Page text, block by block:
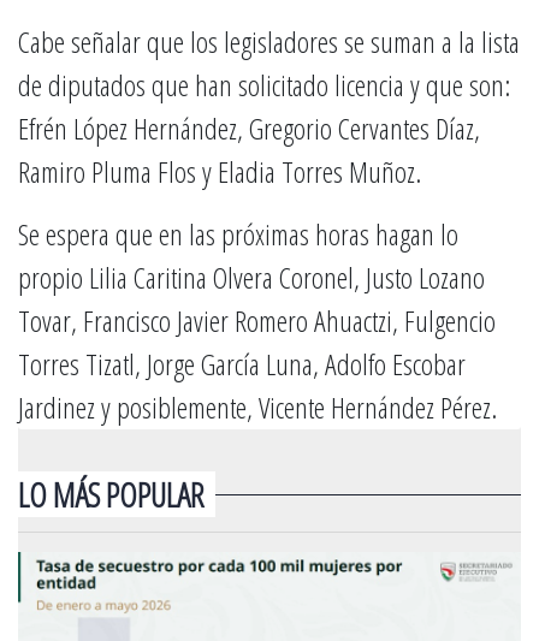
Cabe señalar que los legisladores se suman a la lista
de diputados que han solicitado licencia y que son:
Efrén López Hernández, Gregorio Cervantes Díaz,
Ramiro Pluma Flos y Eladia Torres Muñoz.
Se espera que en las próximas horas hagan lo
propio Lilia Caritina Olvera Coronel, Justo Lozano
Tovar, Francisco Javier Romero Ahuactzi, Fulgencio
Torres Tizatl, Jorge García Luna, Adolfo Escobar
Jardinez y posiblemente, Vicente Hernández Pérez.
LO MÁS POPULAR